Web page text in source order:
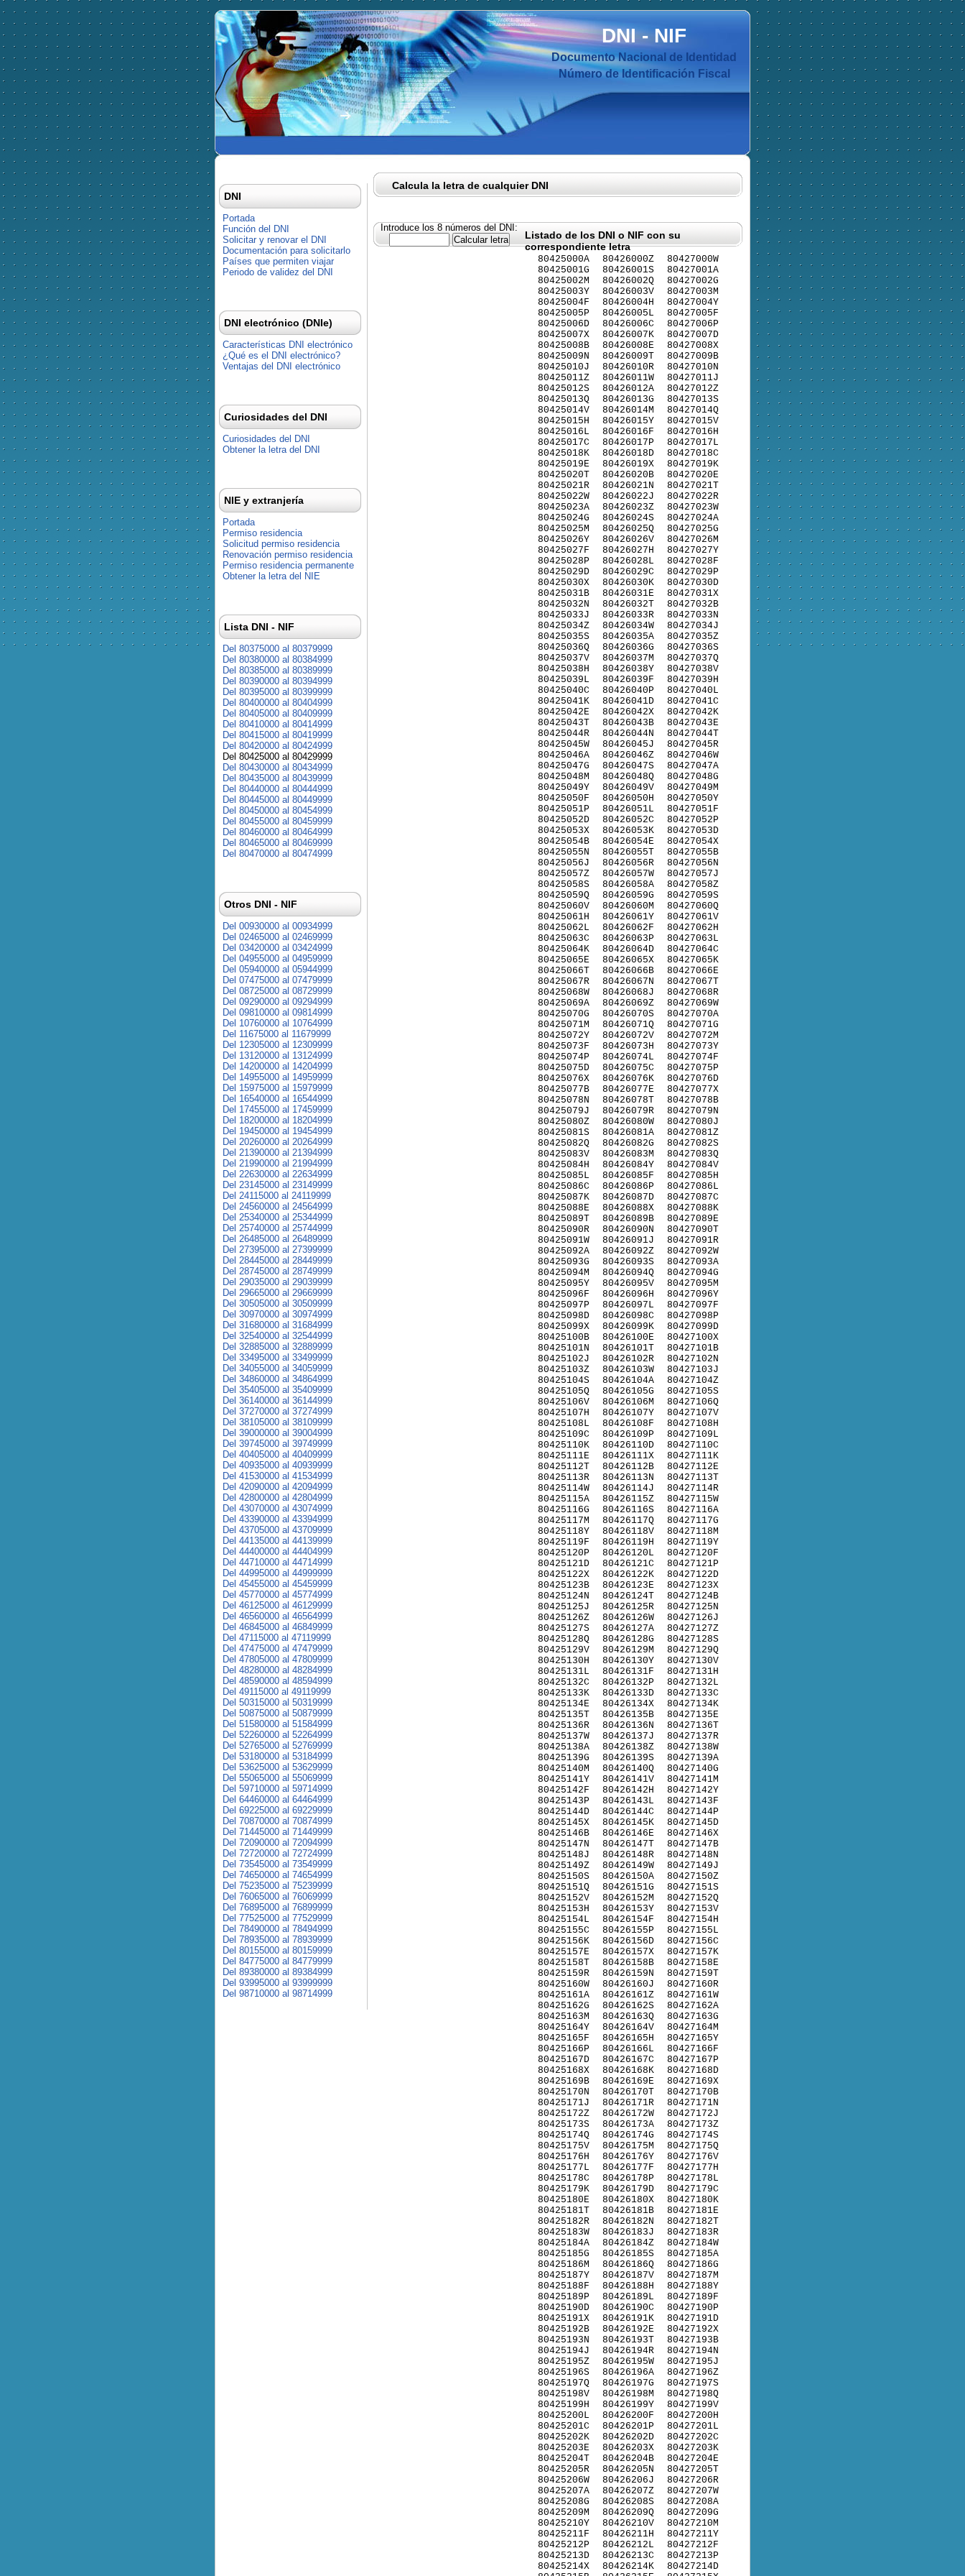
DNI-NIF
Documento Nacional de Identidad
Número de Identificación Fiscal
Calcula la letra de cualquier DNI
Introduce los 8 números del DNI:
Listado de los DNI o NIF con su
correspondiente letra
80425000A
80425001G
80425002M
80425003Y
80425004F
80425005P
80425006D
80425007X
80425008B
80425009N
80425010J
80425011Z
80425012S
80425013Q
80425014V
80425015H
80425016L
80425017C
80425018K
80425019E
80425020T
80425021R
80425022W
80425023A
80425024G
80425025M
80425026Y
80425027F
80425028P
80425029D
80425030X
80425031B
80425032N
80425033J
80425034Z
80425035S
80425036Q
80425037V
80425038H
80425039L
80425040C
80425041K
80425042E
80425043T
80425044R
80425045W
80425046A
80425047G
80425048M
80425049Y
80425050F
80425051P
80425052D
80425053X
80425054B
80425055N
80425056J
80425057Z
80425058S
80425059Q
80425060V
80425061H
80425062L
80425063C
80425064K
80425065E
80425066T
80425067R
80425068W
80425069A
80425070G
80425071M
80425072Y
80425073F
80425074P
80425075D
80425076X
80425077B
80425078N
80425079J
80425080Z
80425081S
80425082Q
80425083V
80425084H
80425085L
80425086C
80425087K
80425088E
80425089T
80425090R
80425091W
80425092A
80425093G
80425094M
80425095Y
80425096F
80425097P
80425098D
80425099X
80425100B
80425101N
80425102J
80425103Z
80425104S
80425105Q
80425106V
80425107H
80425108L
80425109C
80425110K
80425111E
80425112T
80425113R
80425114W
80425115A
80425116G
80425117M
80425118Y
80425119F
80425120P
80425121D
80425122X
80425123B
80425124N
80425125J
80425126Z
80425127S
80425128Q
80425129V
80425130H
80425131L
80425132C
80425133K
80425134E
80425135T
80425136R
80425137W
80425138A
80425139G
80425140M
80425141Y
80425142F
80425143P
80425144D
80425145X
80425146B
80425147N
80425148J
80425149Z
80425150S
80425151Q
80425152V
80425153H
80425154L
80425155C
80425156K
80425157E
80425158T
80425159R
80425160W
80425161A
80425162G
80425163M
80425164Y
80425165F
80425166P
80425167D
80425168X
80425169B
80425170N
80425171J
80425172Z
80425173S
80425174Q
80425175V
80425176H
80425177L
80425178C
80425179K
80425180E
80425181T
80425182R
80425183W
80425184A
80425185G
80425186M
80425187Y
80425188F
80425189P
80425190D
80425191X
80425192B
80425193N
80425194J
80425195Z
80425196S
80425197Q
80425198V
80425199H
80425200L
80425201C
80425202K
80425203E
80425204T
80425205R
80425206W
80425207A
80425208G
80425209M
80425210Y
80425211F
80425212P
80425213D
80425214X
80426000Z
80426001S
80426002Q
80426003V
80426004H
80426005L
80426006C
80426007K
80426008E
80426009T
80426010R
80426011W
80426012A
80426013G
80426014M
80426015Y
80426016F
80426017P
80426018D
80426019X
80426020B
80426021N
80426022J
80426023Z
80426024S
80426025Q
80426026V
80426027H
80426028L
80426029C
80426030K
80426031E
80426032T
80426033R
80426034W
80426035A
80426036G
80426037M
80426038Y
80426039F
80426040P
80426041D
80426042X
80426043B
80426044N
80426045J
80426046Z
80426047S
80426048Q
80426049V
80426050H
80426051L
80426052C
80426053K
80426054E
80426055T
80426056R
80426057W
80426058A
80426059G
80426060M
80426061Y
80426062F
80426063P
80426064D
80426065X
80426066B
80426067N
80426068J
80426069Z
80426070S
80426071Q
80426072V
80426073H
80426074L
80426075C
80426076K
80426077E
80426078T
80426079R
80426080W
80426081A
80426082G
80426083M
80426084Y
80426085F
80426086P
80426087D
80426088X
80426089B
80426090N
80426091J
80426092Z
80426093S
80426094Q
80426095V
80426096H
80426097L
80426098C
80426099K
80426100E
80426101T
80426102R
80426103W
80426104A
80426105G
80426106M
80426107Y
80426108F
80426109P
80426110D
80426111X
80426112B
80426113N
80426114J
80426115Z
80426116S
80426117Q
80426118V
80426119H
80426120L
80426121C
80426122K
80426123E
80426124T
80426125R
80426126W
80426127A
80426128G
80426129M
80426130Y
80426131F
80426132P
80426133D
80426134X
80426135B
80426136N
80426137J
80426138Z
80426139S
80426140Q
80426141V
80426142H
80426143L
80426144C
80426145K
80426146E
80426147T
80426148R
80426149W
80426150A
80426151G
80426152M
80426153Y
80426154F
80426155P
80426156D
80426157X
80426158B
80426159N
80426160J
80426161Z
80426162S
80426163Q
80426164V
80426165H
80426166L
80426167C
80426168K
80426169E
80426170T
80426171R
80426172W
80426173A
80426174G
80426175M
80426176Y
80426177F
80426178P
80426179D
80426180X
80426181B
80426182N
80426183J
80426184Z
80426185S
80426186Q
80426187V
80426188H
80426189L
80426190C
80426191K
80426192E
80426193T
80426194R
80426195W
80426196A
80426197G
80426198M
80426199Y
80426200F
80426201P
80426202D
80426203X
80426204B
80426205N
80426206J
80426207Z
80426208S
80426209Q
80426210V
80426211H
80426212L
80426213C
80426214K
80427000W
80427001A
80427002G
80427003M
80427004Y
80427005F
80427006P
80427007D
80427008X
80427009B
80427010N
80427011J
80427012Z
80427013S
80427014Q
80427015V
80427016H
80427017L
80427018C
80427019K
80427020E
80427021T
80427022R
80427023W
80427024A
80427025G
80427026M
80427027Y
80427028F
80427029P
80427030D
80427031X
80427032B
80427033N
80427034J
80427035Z
80427036S
80427037Q
80427038V
80427039H
80427040L
80427041C
80427042K
80427043E
80427044T
80427045R
80427046W
80427047A
80427048G
80427049M
80427050Y
80427051F
80427052P
80427053D
80427054X
80427055B
80427056N
80427057J
80427058Z
80427059S
80427060Q
80427061V
80427062H
80427063L
80427064C
80427065K
80427066E
80427067T
80427068R
80427069W
80427070A
80427071G
80427072M
80427073Y
80427074F
80427075P
80427076D
80427077X
80427078B
80427079N
80427080J
80427081Z
80427082S
80427083Q
80427084V
80427085H
80427086L
80427087C
80427088K
80427089E
80427090T
80427091R
80427092W
80427093A
80427094G
80427095M
80427096Y
80427097F
80427098P
80427099D
80427100X
80427101B
80427102N
80427103J
80427104Z
80427105S
80427106Q
80427107V
80427108H
80427109L
80427110C
80427111K
80427112E
80427113T
80427114R
80427115W
80427116A
80427117G
80427118M
80427119Y
80427120F
80427121P
80427122D
80427123X
80427124B
80427125N
80427126J
80427127Z
80427128S
80427129Q
80427130V
80427131H
80427132L
80427133C
80427134K
80427135E
80427136T
80427137R
80427138W
80427139A
80427140G
80427141M
80427142Y
80427143F
80427144P
80427145D
80427146X
80427147B
80427148N
80427149J
80427150Z
80427151S
80427152Q
80427153V
80427154H
80427155L
80427156C
80427157K
80427158E
80427159T
80427160R
80427161W
80427162A
80427163G
80427164M
80427165Y
80427166F
80427167P
80427168D
80427169X
80427170B
80427171N
80427172J
80427173Z
80427174S
80427175Q
80427176V
80427177H
80427178L
80427179C
80427180K
80427181E
80427182T
80427183R
80427184W
80427185A
80427186G
80427187M
80427188Y
80427189F
80427190P
80427191D
80427192X
80427193B
80427194N
80427195J
80427196Z
80427197S
80427198Q
80427199V
80427200H
80427201L
80427202C
80427203K
80427204E
80427205T
80427206R
80427207W
80427208A
80427209G
80427210M
80427211Y
80427212F
80427213P
80427214D
DNI
Portada
Función del DNI
Solicitar y renovar el DNI
Documentación para solicitarlo
Países que permiten viajar
Periodo de validez del DNI
DNI electrónico (DNIe)
Características DNI electrónico
¿Qué es el DNI electrónico?
Ventajas del DNI electrónico
Curiosidades del DNI
Curiosidades del DNI
Obtener la letra del DNI
NIE y extranjería
Portada
Permiso residencia
Solicitud permiso residencia
Renovación permiso residencia
Permiso residencia permanente
Obtener la letra del NIE
Lista DNI - NIF
Del 80375000 al 80379999
Del 80380000 al 80384999
Del 80385000 al 80389999
Del 80390000 al 80394999
Del 80395000 al 80399999
Del 80400000 al 80404999
Del 80405000 al 80409999
Del 80410000 al 80414999
Del 80415000 al 80419999
Del 80420000 al 80424999
Del 80425000 al 80429999
Del 80430000 al 80434999
Del 80435000 al 80439999
Del 80440000 al 80444999
Del 80445000 al 80449999
Del 80450000 al 80454999
Del 80455000 al 80459999
Del 80460000 al 80464999
Del 80465000 al 80469999
Del 80470000 al 80474999
Otros DNI - NIF
Del 00930000 al 00934999
Del 02465000 al 02469999
Del 03420000 al 03424999
Del 04955000 al 04959999
Del 05940000 al 05944999
Del 07475000 al 07479999
Del 08725000 al 08729999
Del 09290000 al 09294999
Del 09810000 al 09814999
Del 10760000 al 10764999
Del 11675000 al 11679999
Del 12305000 al 12309999
Del 13120000 al 13124999
Del 14200000 al 14204999
Del 14955000 al 14959999
Del 15975000 al 15979999
Del 16540000 al 16544999
Del 17455000 al 17459999
Del 18200000 al 18204999
Del 19450000 al 19454999
Del 20260000 al 20264999
Del 21390000 al 21394999
Del 21990000 al 21994999
Del 22630000 al 22634999
Del 23145000 al 23149999
Del 24115000 al 24119999
Del 24560000 al 24564999
Del 25340000 al 25344999
Del 25740000 al 25744999
Del 26485000 al 26489999
Del 27395000 al 27399999
Del 28445000 al 28449999
Del 28745000 al 28749999
Del 29035000 al 29039999
Del 29665000 al 29669999
Del 30505000 al 30509999
Del 30970000 al 30974999
Del 31680000 al 31684999
Del 32540000 al 32544999
Del 32885000 al 32889999
Del 33495000 al 33499999
Del 34055000 al 34059999
Del 34860000 al 34864999
Del 35405000 al 35409999
Del 36140000 al 36144999
Del 37270000 al 37274999
Del 38105000 al 38109999
Del 39000000 al 39004999
Del 39745000 al 39749999
Del 40405000 al 40409999
Del 40935000 al 40939999
Del 41530000 al 41534999
Del 42090000 al 42094999
Del 42800000 al 42804999
Del 43070000 al 43074999
Del 43390000 al 43394999
Del 43705000 al 43709999
Del 44135000 al 44139999
Del 44400000 al 44404999
Del 44710000 al 44714999
Del 44995000 al 44999999
Del 45455000 al 45459999
Del 45770000 al 45774999
Del 46125000 al 46129999
Del 46560000 al 46564999
Del 46845000 al 46849999
Del 47115000 al 47119999
Del 47475000 al 47479999
Del 47805000 al 47809999
Del 48280000 al 48284999
Del 48590000 al 48594999
Del 49115000 al 49119999
Del 50315000 al 50319999
Del 50875000 al 50879999
Del 51580000 al 51584999
Del 52260000 al 52264999
Del 52765000 al 52769999
Del 53180000 al 53184999
Del 53625000 al 53629999
Del 55065000 al 55069999
Del 59710000 al 59714999
Del 64460000 al 64464999
Del 69225000 al 69229999
Del 70870000 al 70874999
Del 71445000 al 71449999
Del 72090000 al 72094999
Del 72720000 al 72724999
Del 73545000 al 73549999
Del 74650000 al 74654999
Del 75235000 al 75239999
Del 76065000 al 76069999
Del 76895000 al 76899999
Del 77525000 al 77529999
Del 78490000 al 78494999
Del 78935000 al 78939999
Del 80155000 al 80159999
Del 84775000 al 84779999
Del 89380000 al 89384999
Del 93995000 al 93999999
Del 98710000 al 98714999